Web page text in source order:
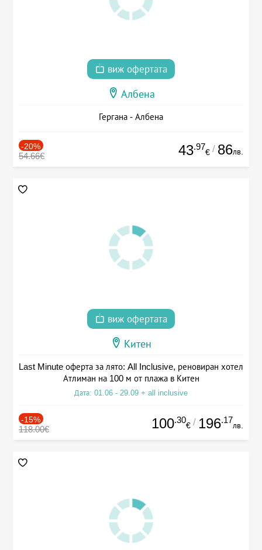
виж офертата
Албена
Гергана - Албена
-20%
54.66€ 43.97
€ / 86лв.
виж офертата
Китен
Last Minute оферта за лято: All Inclusive, реновиран хотел
Атлиман на 100 м от плажа в Китен
Дата: 01.06 - 29.09 + all inclusive
-15%
118.00€ 100.30
€ / 196.17
лв.